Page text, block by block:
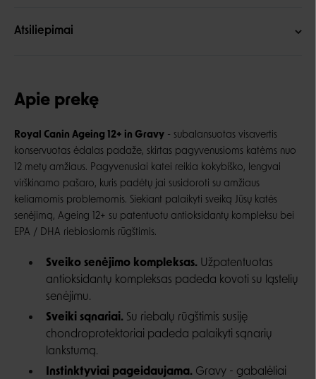
Atsiliepimai
Apie prekę
Royal Canin Ageing 12+ in Gravy - subalansuotas visavertis
konservuotas ėdalas padaže, skirtas pagyvenusioms katėms nuo
12 metų amžiaus. Pagyvenusiai katei reikia kokybiško, lengvai
virškinamo pašaro, kuris padėtų jai susidoroti su amžiaus
keliamomis problemomis. Siekiant palaikyti sveiką Jūsų katės
senėjimą, Ageing 12+ su patentuotu antioksidantų kompleksu bei
EPA / DHA riebiosiomis rūgštimis.
Sveiko senėjimo kompleksas. Užpatentuotas
antioksidantų kompleksas padeda kovoti su ląstelių
senėjimu.
Sveiki sąnariai. Su riebalų rūgštimis susiję
chondroprotektoriai padeda palaikyti sąnarių
lankstumą.
Instinktyviai pageidaujama. Gravy - gabalėliai